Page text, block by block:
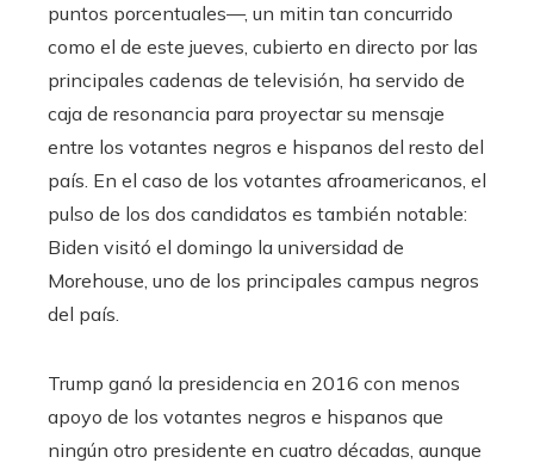
puntos porcentuales—, un mitin tan concurrido
como el de este jueves, cubierto en directo por las
principales cadenas de televisión, ha servido de
caja de resonancia para proyectar su mensaje
entre los votantes negros e hispanos del resto del
país. En el caso de los votantes afroamericanos, el
pulso de los dos candidatos es también notable:
Biden visitó el domingo la universidad de
Morehouse, uno de los principales campus negros
del país.
Trump ganó la presidencia en 2016 con menos
apoyo de los votantes negros e hispanos que
ningún otro presidente en cuatro décadas, aunque